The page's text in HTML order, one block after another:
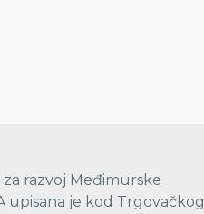
razvoj Međimurske
upisana je kod Trgovačkog